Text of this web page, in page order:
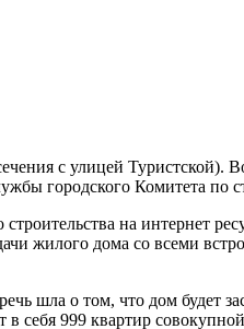
с улицей
городского Комитета по
на интернет
жилого дома со всеми
шла о том, что дом будет
себя 999 квартир